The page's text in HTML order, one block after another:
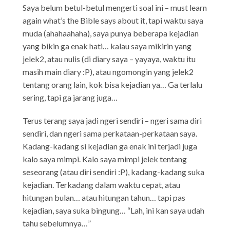
Saya belum betul-betul mengerti soal ini – must learn
again what’s the Bible says about it, tapi waktu saya
muda (ahahaahaha), saya punya beberapa kejadian
yang bikin ga enak hati… kalau saya mikirin yang
jelek2, atau nulis (di diary saya – yayaya, waktu itu
masih main diary :P), atau ngomongin yang jelek2
tentang orang lain, kok bisa kejadian ya… Ga terlalu
sering, tapi ga jarang juga…
Terus terang saya jadi ngeri sendiri – ngeri sama diri
sendiri, dan ngeri sama perkataan-perkataan saya.
Kadang-kadang si kejadian ga enak ini terjadi juga
kalo saya mimpi. Kalo saya mimpi jelek tentang
seseorang (atau diri sendiri :P), kadang-kadang suka
kejadian. Terkadang dalam waktu cepat, atau
hitungan bulan… atau hitungan tahun… tapi pas
kejadian, saya suka bingung… “Lah, ini kan saya udah
tahu sebelumnya…”